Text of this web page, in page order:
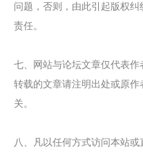
问题，否则，由此引起版权
责任。
七、网站与论坛文章仅代表
转载的文章请注明出处或原
关。
八、凡以任何方式访问本站